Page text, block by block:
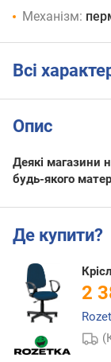
Механізм:
Всі
Опис
Деякі магазини
будь-якого
Де купити?
2